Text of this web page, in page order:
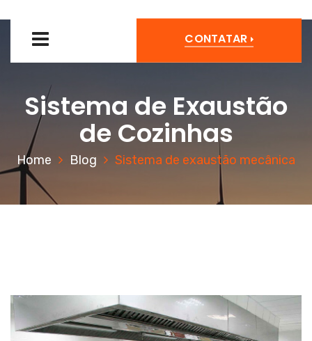
CONTATAR
Sistema de Exaustão
de Cozinhas
Home Blog Sistema de exaustão mecânica